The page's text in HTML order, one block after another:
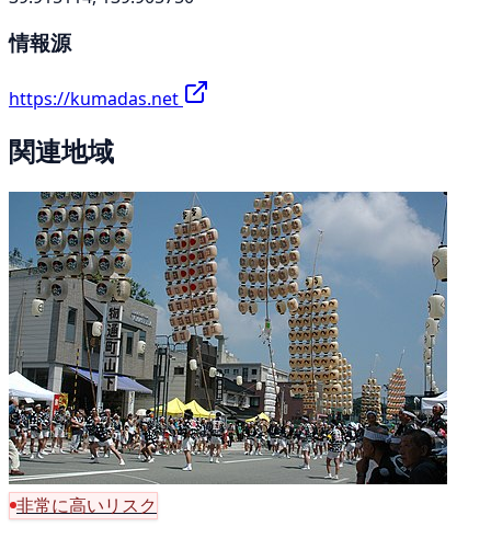
情報源
https://kumadas.net
関連地域
非常に高いリスク